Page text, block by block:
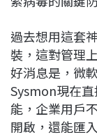
過去想用這套
裝，這對管理
好消息是，微
Sysmon現在
能，企業用戶
開啟，還能匯